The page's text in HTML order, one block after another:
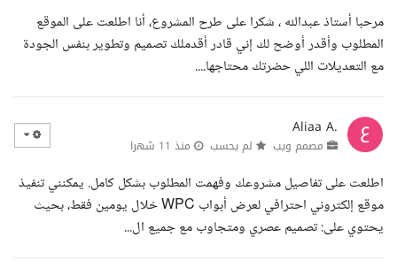
مرحبا أستاذ عبدالله ، شكرا على طرح المشروع، أنا اطلعت على الموقع
المطلوب وأقدر أوضح لك إني قادر أقدملك تصميم وتطوير بنفس الجودة
مع التعديلات اللي حضرتك محتاجها....
Aliaa A.
مصمم ويب لم يحسب منذ 11 شهرا
اطلعت على تفاصيل مشروعك وفهمت المطلوب بشكل كامل. يمكنني تنفيذ
موقع إلكتروني احترافي لعرض أبواب WPC خلال يومين فقط، بحيث
يحتوي على: تصميم عصري ومتجاوب مع جميع ال...